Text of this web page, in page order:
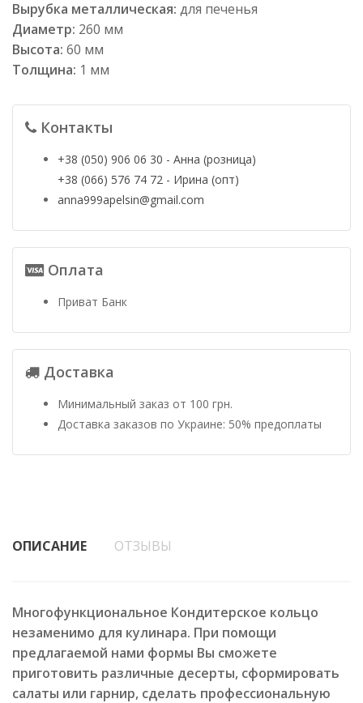
Вырубка металлическая: для печенья
Диаметр: 260 мм
Высота: 60 мм
Толщина: 1 мм
Контакты
+38 (050) 906 06 30 - Анна (розница)
+38 (066) 576 74 72 - Ирина (опт)
anna999apelsin@gmail.com
Оплата
Приват Банк
Доставка
Минимальный заказ от 100 грн.
Доставка заказов по Украине: 50% предоплаты
ОПИСАНИЕ ОТЗЫВЫ
Многофункциональное Кондитерское кольцо
незаменимо для кулинара. При помощи
предлагаемой нами формы Вы сможете
приготовить различные десерты, сформировать
салаты или гарнир, сделать профессиональную